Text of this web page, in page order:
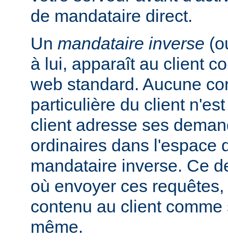
de mandataire direct.
Un mandataire inverse
à lui, apparaît au client
web standard. Aucune
particulière du client
client adresse ses
ordinaires dans l'espace
mandataire inverse. Ce
où envoyer ces
contenu au client
même.